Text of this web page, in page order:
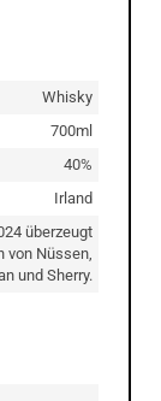
Whisky
700ml
40%
Irland
überzeugt
von Nüssen,
und Sherry.